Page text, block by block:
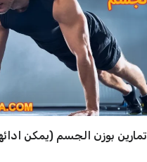
أفضل 8 تمارين بوزن الجسم (يمكن